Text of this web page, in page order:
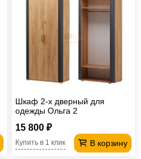
Шкаф 2-х дверный для
одежды Ольга 2
15 800 ₽
В корзину
Купить в 1 клик